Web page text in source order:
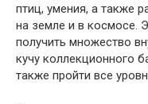
птиц, умения, а также
на земле и в космосе.
получить множество
кучу коллекционного
также пройти все